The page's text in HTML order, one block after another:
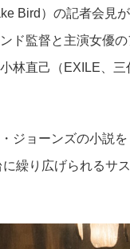
Bird）の記者会見
ド監督と主演女優
林直己（EXILE、
ジョーンズの小説
繰り広げられるサ